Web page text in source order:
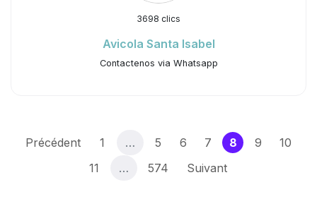
3698 clics
Avicola Santa Isabel
Contactenos via Whatsapp
Précédent 1 … 5 6 7 8(current)
9
10
11
… 574 Suivant